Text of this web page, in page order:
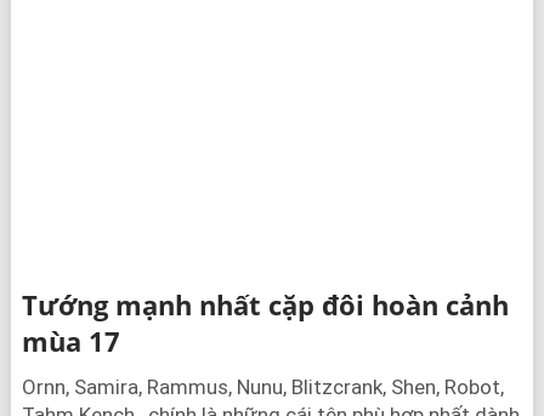
Tướng mạnh nhất cặp đôi hoàn cảnh
mùa 17
Ornn, Samira, Rammus, Nunu, Blitzcrank, Shen, Robot,